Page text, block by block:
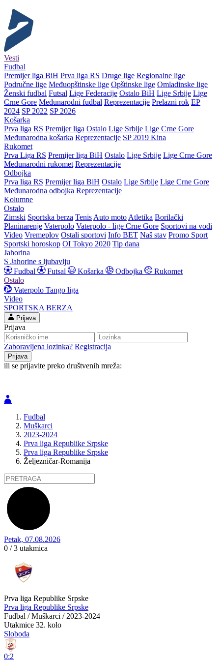
Vesti
Fudbal
Premijer liga BiH Prva liga RS Druge lige Regionalne lige
Područne lige Međuopštinske lige Opštinske lige Omladinske lige
Ženski fudbal Futsal Lige Federacije Ostalo BiH Lige Srbije Lige
Crne Gore Međunarodni fudbal Reprezentacije Prelazni rok EP
2024 SP 2022 SP 2026
Košarka
Prva liga RS Premijer liga Ostalo Lige Srbije Lige Crne Gore
Međunarodna košarka Reprezentacije SP 2019 Kina
Rukomet
Prva Liga RS Premijer liga BiH Ostalo Lige Srbije Lige Crne Gore
Međunarodni rukomet Reprezentacije
Odbojka
Prva liga RS Premijer liga BiH Ostalo Lige Srbije Lige Crne Gore
Međunarodna odbojka Reprezentacije
Kolumne
Ostalo
Zimski Sportska berza Tenis Auto moto Atletika Borilački
Planinarenje Vaterpolo Vaterpolo - lige Crne Gore Sportovi na vodi
Video Vremeplov Ostali sportovi Info BET Naš stav Promo Sport
Sportski horoskop OI Tokyo 2020 Tip dana
Jahorina
S Jahorine s ljubavlju
Fudbal
Futsal Košarka Odbojka
Rukomet
Ostalo
Vaterpolo Tango liga
Video
SPORTSKA BERZA
Prijava
Prijava
Zaboravljena lozinka? Registracija
ili se prijavite preko društvenih mreža:
Fudbal
Muškarci
2023-2024
Prva liga Republike Srpske
Prva liga Republike Srpske
Željezničar-Romanija
Petak, 07.08.2026
0 / 3 utakmica
Prva liga Republike Srpske
Prva liga Republike Srpske
Fudbal / Muškarci / 2023-2024
Utakmice 32. kolo
Sloboda
0:2